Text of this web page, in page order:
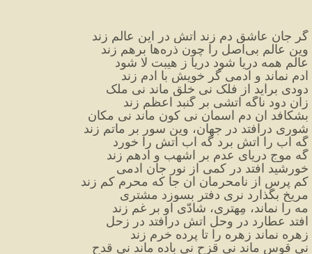
گر جان عاشق دم زند آتش در این عالم زند
وین عالم بی‌اصل را چون ذره‌ها برهم زند
عالم همه دریا شود دریا ز هیبت لا شود
آدم نماند و آدمی گر خویش با آدم زند
دودی برآید از فلک نی خلق ماند نی ملک
زان دود ناگه آتشی بر گنبد اعظم زند
بشکافد آن دم آسمان نی کون ماند نی مکان
شوری درافتد در جهان، وین سور بر ماتم زند
گه آب را آتش برد گه آب آتش را خورد
گه موج دریای عدم بر اشهب و ادهم زند
خورشید افتد در کمی از نور جان آدمی
کم پرس از نامحرمان آن جا که محرم کم زند
مریخ بگذارد نری دفتر بسوزد مشتری
مه را نماند، مِهتری، شادّیِ او بر غم زند
افتد عطارد در وحل آتش درافتد در زحل
زهره نماند زهره را تا پرده خرم زند
نی قوس ماند نی قزح نی باده ماند نی قدح